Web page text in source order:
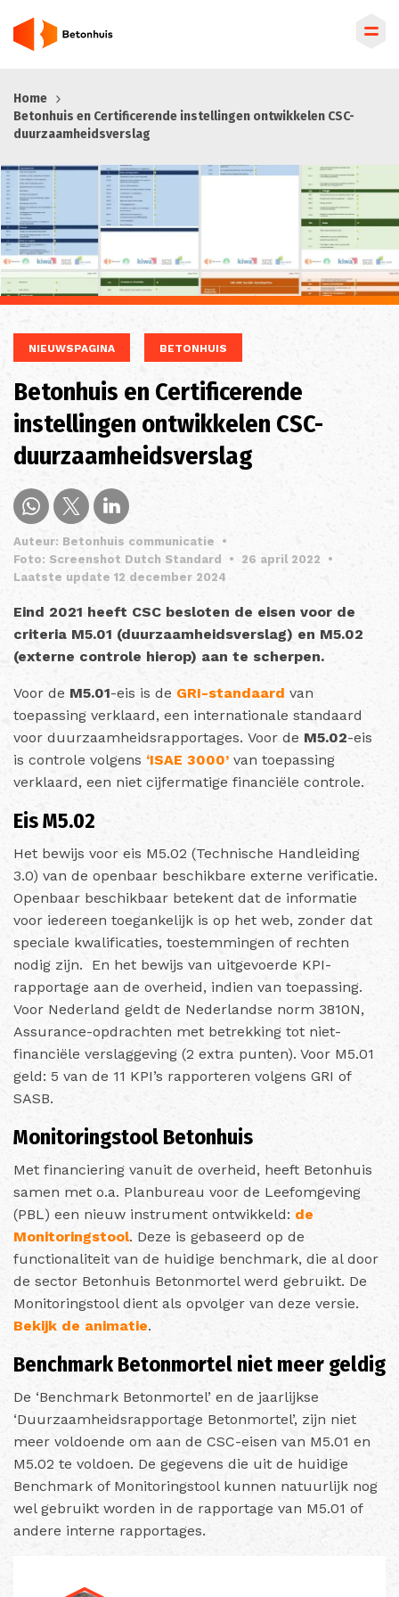
en
naar
inhoud
gaan
Home
Betonhuis en Certificerende instellingen ontwikkelen CSC-
duurzaamheidsverslag
NIEUWSPAGINA BETONHUIS
Betonhuis en Certificerende
instellingen ontwikkelen CSC-
duurzaamheidsverslag
Auteur: Betonhuis communicatie
•
Foto: Screenshot Dutch Standard
• 26 april 2022
•
Laatste update 12 december 2024
Eind 2021 heeft CSC besloten de eisen voor de
criteria M5.01 (duurzaamheidsverslag) en M5.02
(externe controle hierop) aan te scherpen.
Voor de M5.01-eis is de GRI-standaard van
toepassing verklaard, een internationale standaard
voor duurzaamheidsrapportages. Voor de M5.02-eis
is controle volgens ‘ISAE 3000’ van toepassing
verklaard, een niet cijfermatige financiële controle.
Eis M5.02
Het bewijs voor eis M5.02 (Technische Handleiding
3.0) van de openbaar beschikbare externe verificatie.
Openbaar beschikbaar betekent dat de informatie
voor iedereen toegankelijk is op het web, zonder dat
speciale kwalificaties, toestemmingen of rechten
nodig zijn. En het bewijs van uitgevoerde KPI-
rapportage aan de overheid, indien van toepassing.
Voor Nederland geldt de Nederlandse norm 3810N,
Assurance-opdrachten met betrekking tot niet-
financiële verslaggeving (2 extra punten). Voor M5.01
geld: 5 van de 11 KPI’s rapporteren volgens GRI of
SASB.
Monitoringstool Betonhuis
Met financiering vanuit de overheid, heeft Betonhuis
samen met o.a. Planbureau voor de Leefomgeving
(PBL) een nieuw instrument ontwikkeld: de
Monitoringstool. Deze is gebaseerd op de
functionaliteit van de huidige benchmark, die al door
de sector Betonhuis Betonmortel werd gebruikt. De
Monitoringstool dient als opvolger van deze versie.
Bekijk de animatie.
Benchmark Betonmortel niet meer geldig
De ‘Benchmark Betonmortel’ en de jaarlijkse
‘Duurzaamheidsrapportage Betonmortel’, zijn niet
meer voldoende om aan de CSC-eisen van M5.01 en
M5.02 te voldoen. De gegevens die uit de huidige
Benchmark of Monitoringstool kunnen natuurlijk nog
wel gebruikt worden in de rapportage van M5.01 of
andere interne rapportages.